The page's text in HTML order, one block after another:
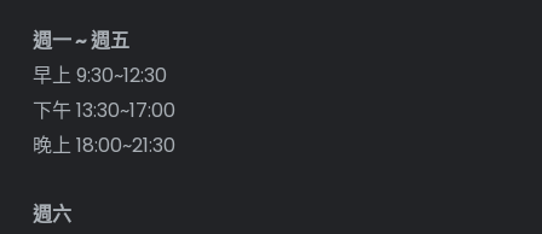
週一 ~ 週五
早上 9:30~12:30
下午 13:30~17:00
晚上 18:00~21:30
週六